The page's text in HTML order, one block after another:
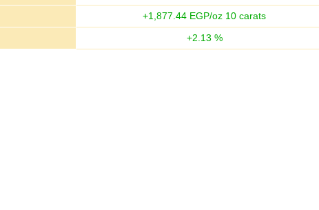
+1,877.44 EGP/oz 10 carats
+2.13 %